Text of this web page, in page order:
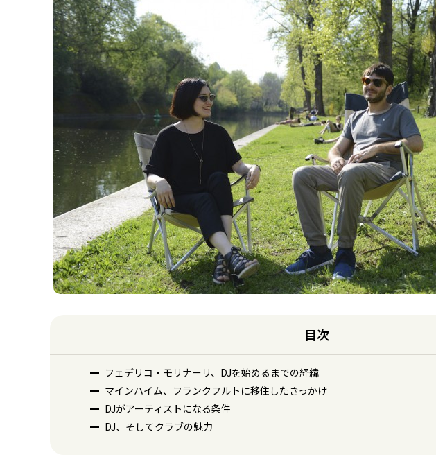
目次
フェデリコ・モリナーリ、DJを始めるまでの経緯
マインハイム、フランクフルトに移住したきっかけ
DJがアーティストになる条件
DJ、そしてクラブの魅力